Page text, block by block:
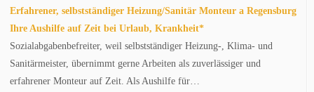
Erfahrener, selbstständiger Heizung/Sanitär Monteur a Regensburg
Ihre Aushilfe auf Zeit bei Urlaub, Krankheit*
Sozialabgabenbefreiter, weil selbstständiger Heizung-, Klima- und
Sanitärmeister, übernimmt gerne Arbeiten als zuverlässiger und
erfahrener Monteur auf Zeit. Als Aushilfe für…